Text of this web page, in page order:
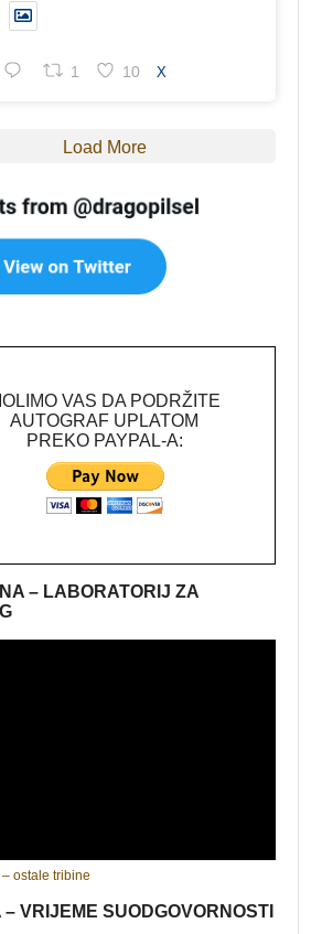
1 10 X
Load More
VAS DA PODRŽITE
AUTOGRAF UPLATOM
PREKO PAYPAL-A:
– LABORATORIJ ZA
– ostale tribine
– VRIJEME SUODGOVORNOSTI